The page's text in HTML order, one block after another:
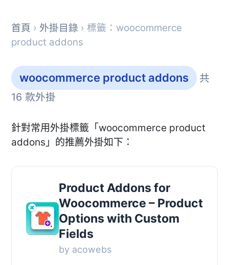
首頁 › 外掛目錄 › 標籤：woocommerce
product addons
woocommerce product addons
共
16 款外掛
針對常用外掛標籤「woocommerce product
addons」的推薦外掛如下：
Product Addons for
Woocommerce – Product
Options with Custom
Fields
by acowebs